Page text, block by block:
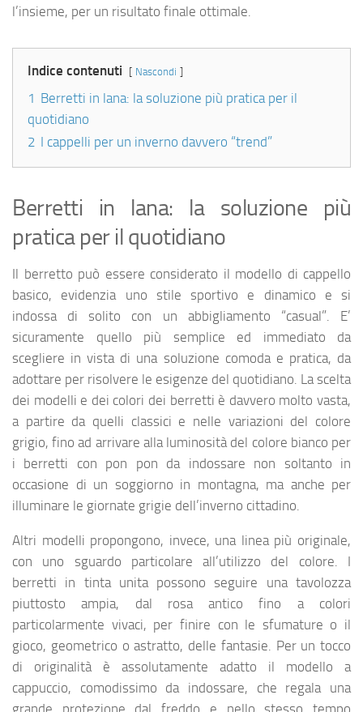
l’insieme, per un risultato finale ottimale.
Indice contenuti Nascondi
1 Berretti in lana: la soluzione più pratica per il
quotidiano
2 I cappelli per un inverno davvero “trend”
Berretti in lana: la soluzione più
pratica per il quotidiano
Il berretto può essere considerato il modello di cappello
basico, evidenzia uno stile sportivo e dinamico e si
indossa di solito con un abbigliamento “casual”. E’
sicuramente quello più semplice ed immediato da
scegliere in vista di una soluzione comoda e pratica, da
adottare per risolvere le esigenze del quotidiano. La scelta
dei modelli e dei colori dei berretti è davvero molto vasta,
a partire da quelli classici e nelle variazioni del colore
grigio, fino ad arrivare alla luminosità del colore bianco per
i berretti con pon pon da indossare non soltanto in
occasione di un soggiorno in montagna, ma anche per
illuminare le giornate grigie dell’inverno cittadino.
Altri modelli propongono, invece, una linea più originale,
con uno sguardo particolare all’utilizzo del colore. I
berretti in tinta unita possono seguire una tavolozza
piuttosto ampia, dal rosa antico fino a colori
particolarmente vivaci, per finire con le sfumature o il
gioco, geometrico o astratto, delle fantasie. Per un tocco
di originalità è assolutamente adatto il modello a
cappuccio, comodissimo da indossare, che regala una
grande protezione dal freddo e nello stesso tempo